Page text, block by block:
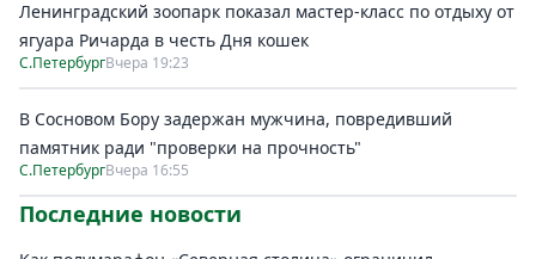
Ленинградский зоопарк показал мастер-класс по отдыху от
ягуара Ричарда в честь Дня кошек
С.ПетербургВчера 19:23
В Сосновом Бору задержан мужчина, повредивший
памятник ради "проверки на прочность"
С.ПетербургВчера 16:55
Последние новости